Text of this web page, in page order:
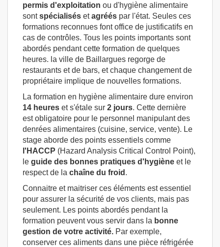
permis d'exploitation ou d'hygiène alimentaire
sontspécialisés etagréés par l'état. Seules ces
formations reconnues font office de justificatifs en
cas de contrôles. Tous les points importants sont
abordés pendant cette formation de quelques
heures. la ville de Baillargues regorge de
restaurants et de bars, et chaque changement de
propriétaire implique de nouvelles formations.
La formation en hygiène alimentaire dure environ
14 heures et s'étale sur 2 jours. Cette dernière
est obligatoire pour le personnel manipulant des
denrées alimentaires (cuisine, service, vente). Le
stage aborde des points essentiels comme
l'HACCP (Hazard Analysis Critical Control Point),
le guide des bonnes pratiques d'hygiène et le
respect de la chaîne du froid .
Connaitre et maitriser ces éléments est essentiel
pour assurer la sécurité de vos clients, mais pas
seulement. Les points abordés pendant la
formation peuvent vous servir dans la bonne
gestion de votre activité. Par exemple,
conserver ces aliments dans une pièce réfrigérée